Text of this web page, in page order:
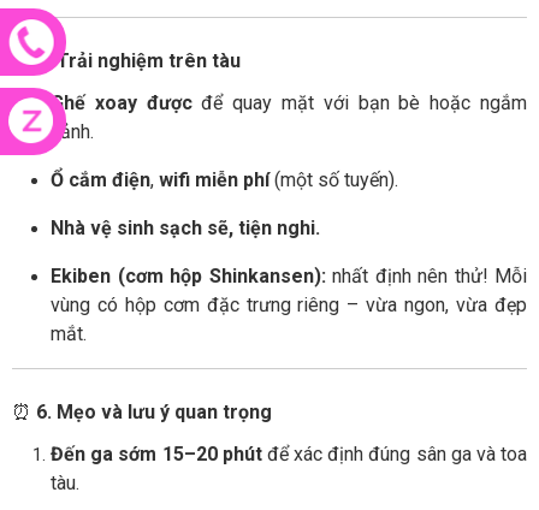
🍱5. Trải nghiệm trên tàu
Ghế xoay đượcđể quay mặt với bạn bè hoặc ngắm
cảnh.
Ổ cắm điện, wifi miễn phí(một số tuyến).
Nhà vệ sinh sạch sẽ, tiện nghi.
Ekiben (cơm hộp Shinkansen): nhất định nên thử! Mỗi
vùng có hộp cơm đặc trưng riêng – vừa ngon, vừa đẹp
mắt.
⏰ 6. Mẹo và lưu ý quan trọng
Đến ga sớm 15–20 phútđể xác định đúng sân ga và toa
tàu.